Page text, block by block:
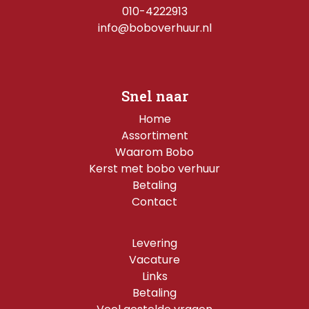
010-4222913
info@boboverhuur.nl
Snel naar
Home
Assortiment
Waarom Bobo
Kerst met bobo verhuur
Betaling
Contact
Levering
Vacature
Links
Betaling